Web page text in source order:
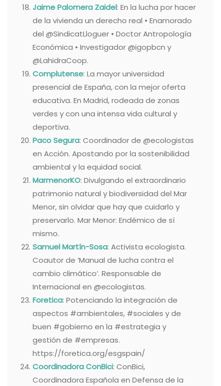
Jaime Palomera Zaidel: En la lucha por hacer
de la vivienda un derecho real • Enamorado
del @SindicatLloguer • Doctor Antropología
Económica • Investigador @igopbcn y
@LahidraCoop.
Complutense: La mayor universidad
presencial de España, con la mejor oferta
educativa. En Madrid, rodeada de zonas
verdes y con una intensa vida cultural y
deportiva.
Paco Segura: Coordinador de @ecologistas
en Acción. Apostando por la sostenibilidad
ambiental y la equidad social.
MarmenorKO: Divulgando el extraordinario
patrimonio natural y biodiversidad del Mar
Menor, sin olvidar que hay que cuidarlo y
preservarlo. Mar Menor: Endémico de sí
mismo.
Samuel Martín-Sosa: Activista ecologista.
Coautor de ‘Manual de lucha contra el
cambio climático’. Responsable de
Internacional en @ecologistas.
Foretica: Potenciando la integración de
aspectos #ambientales, #sociales y de
buen #gobierno en la #estrategia y
gestión de #empresas.
https://foretica.org/esgspain/
Coordinadora ConBici: ConBici,
Coordinadora Española en Defensa de la